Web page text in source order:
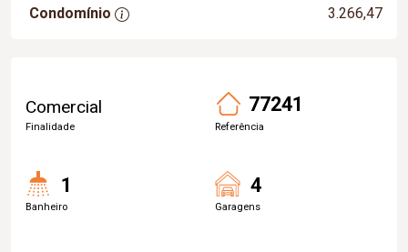
Condomínio 3.266,47
Comercial
Finalidade
77241
Referência
1
Banheiro
4
Garagens